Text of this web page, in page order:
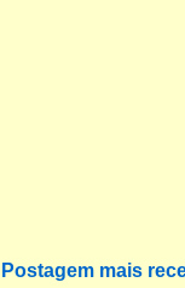
Postagem mais